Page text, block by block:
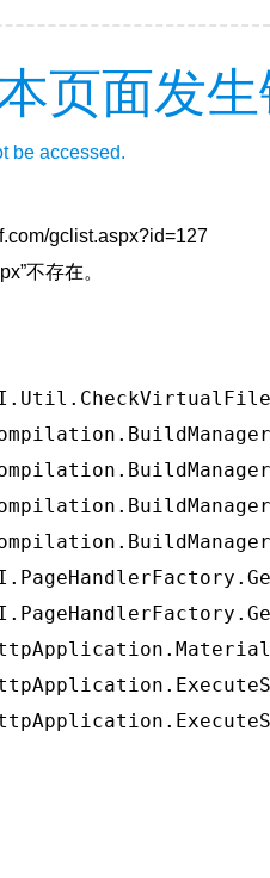
页面发
be accessed.
gclist.aspx?id=127
不存在。